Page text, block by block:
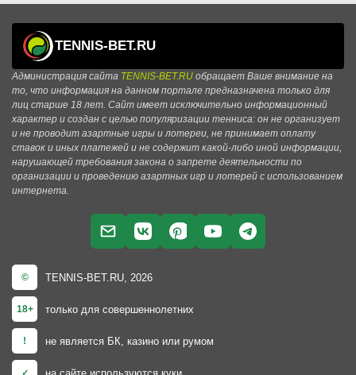
TENNIS-BET.RU
Администрация сайта TENNIS-BET.RU обращает Ваше внимание на
то, что информация на данном портале предназначена только для
лиц старше 18 лет. Сайт имеет исключительно информационный
характер и создан с целью популяризации тенниса: он не организует
и не проводит азартные игры и лотереи, не принимает оплату
ставок и иных платежей и не содержит какой-либо иной информации,
нарушающей требования закона о запрете деятельности по
организации и проведению азартных игр и лотерей с использованием
интернета.
© TENNIS-BET.RU, 2026
18+ только для совершеннолетних
! не является БК, казино или румом
✓ на сайте используются куки